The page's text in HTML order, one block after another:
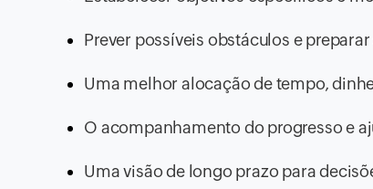
Prever possíveis obstáculos e
Uma melhor alocação de tempo,
O acompanhamento do progresso e
Uma visão de longo prazo para